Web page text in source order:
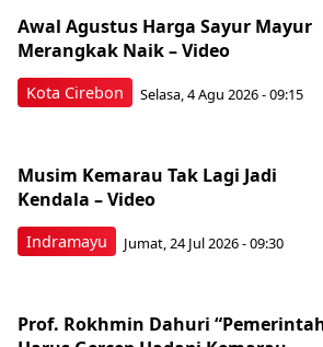
Kota Cirebon
Awal Agustus Harga Sayur Mayur
Merangkak Naik – Video
Selasa, 4 Agu 2026 - 09:15
Indramayu
Musim Kemarau Tak Lagi Jadi
Kendala – Video
Jumat, 24 Jul 2026 - 09:30
Prof. Rokhmin Dahuri